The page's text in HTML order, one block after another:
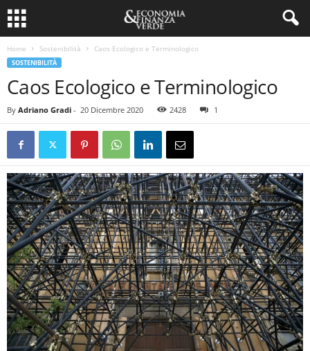
Home Sostenibilità Caos Ecologico e Terminologico
SOSTENIBILITÀ
Caos Ecologico e Terminologico
By Adriano Gradi - 20 Dicembre 2020 2428 1